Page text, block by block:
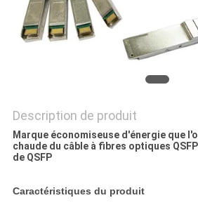
PLAN
DU
POLITIQUE
DE
CONFIDENTIALITÉ
Description de produit
Marque économiseuse d'énergie que
chaude du câble à fibres optiques
de QSFP
Caractéristiques du produit